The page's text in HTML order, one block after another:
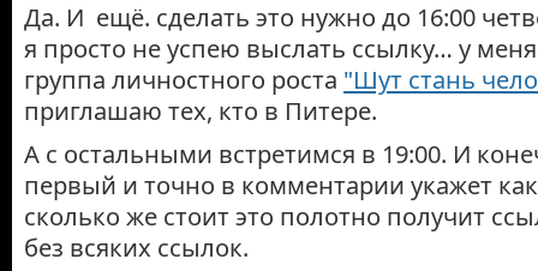
Да. И ещё. сделать это нужно до 16:00
я просто не успею выслать ссылку… у
группа личностного роста "Шут стань
приглашаю тех, кто в Питере.
А с остальными встретимся в 19:00. И
первый и точно в комментарии укажет
сколько же стоит это полотно получит
без всяких ссылок.